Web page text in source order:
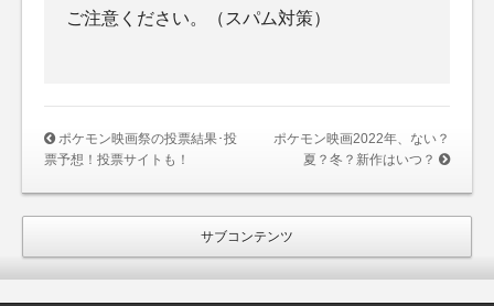
ご注意ください。（スパム対策）
ポケモン映画祭の投票結果･投
票予想！投票サイトも！
ポケモン映画2022年、ない？
夏？冬？新作はいつ？
サブコンテンツ